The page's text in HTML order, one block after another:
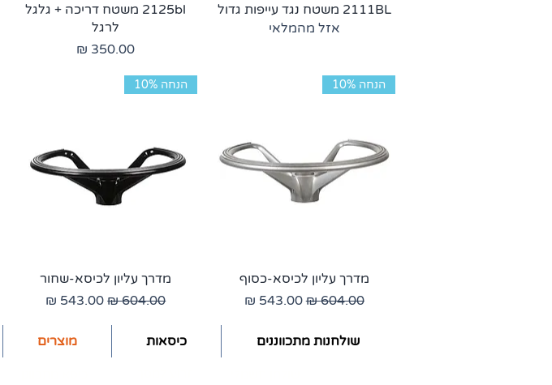
2111BL משטח נגד עייפות גדול
אזל מהמלאי
2125bl משטח דריכה + גלגל
לרגל
מחיר
הנחה 10%
מדרך עליון לכיסא-כסוף
מחיר רגיל‏604.00 ‏₪ מחיר מבצע‏543.00 ‏₪
הנחה 10%
מדרך עליון לכיסא-שחור
מחיר רגיל‏604.00 ‏₪ מחיר מבצע
שולחנות מתכווננים כיסאות מוצרים